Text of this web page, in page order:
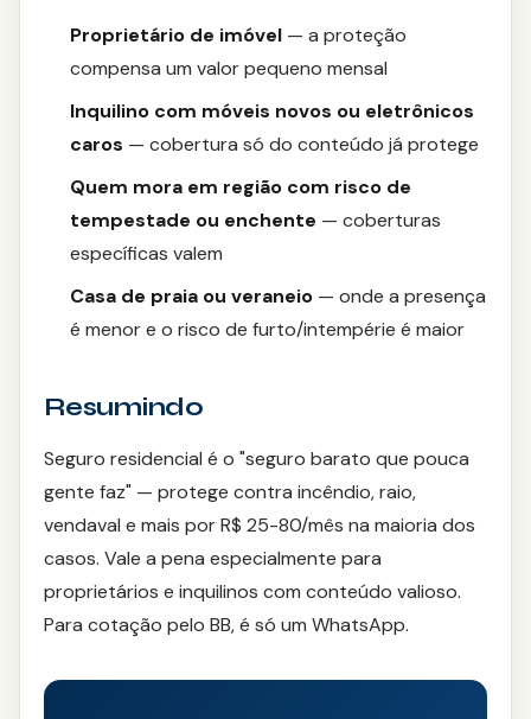
Proprietário de imóvel — a proteção
compensa um valor pequeno mensal
Inquilino com móveis novos ou eletrônicos
caros — cobertura só do conteúdo já protege
Quem mora em região com risco de
tempestade ou enchente — coberturas
específicas valem
Casa de praia ou veraneio — onde a presença
é menor e o risco de furto/intempérie é maior
Resumindo
Seguro residencial é o "seguro barato que pouca
gente faz" — protege contra incêndio, raio,
vendaval e mais por R$ 25-80/mês na maioria dos
casos. Vale a pena especialmente para
proprietários e inquilinos com conteúdo valioso.
Para cotação pelo BB, é só um WhatsApp.